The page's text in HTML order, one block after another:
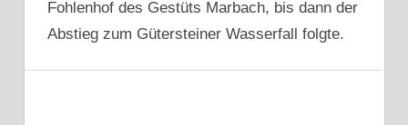
Fohlenhof des Gestüts Marbach, bis dann der
Abstieg zum Gütersteiner Wasserfall folgte.